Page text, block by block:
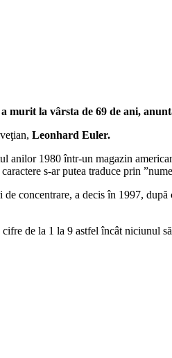
murit la vârsta de 69 de ani,
Leonhard Euler.
anilor 1980 într-un magazin
s-ar putea traduce prin
concentrare, a decis în 1997,
de la 1 la 9 astfel încât niciunul